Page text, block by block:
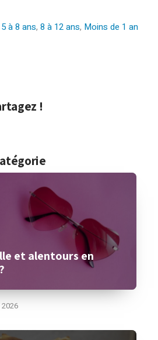
5 à 8 ans,8 à 12 ans, Moins de 1 an
!
et alentours en